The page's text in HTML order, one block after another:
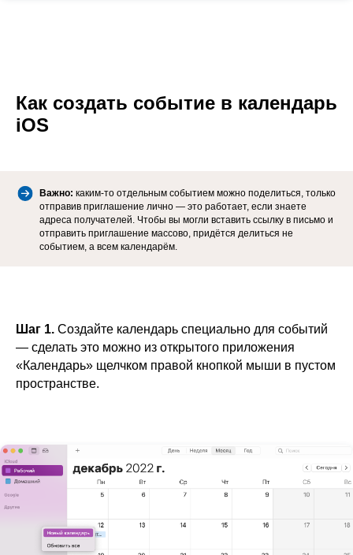
Как создать событие в календарь
iOS
Важно: каким-то отдельным событием можно поделиться, только
отправив приглашение лично — это работает, если знаете
адреса получателей. Чтобы вы могли вставить ссылку в письмо и
отправить приглашение массово, придётся делиться не
событием, а всем календарём.
Шаг 1. Создайте календарь специально для событий
— сделать это можно из открытого приложения
«Календарь» щелчком правой кнопкой мыши в пустом
пространстве.